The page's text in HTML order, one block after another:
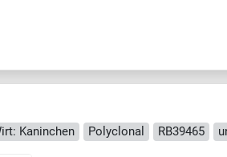
Kaninchen Polyclonal RB39465